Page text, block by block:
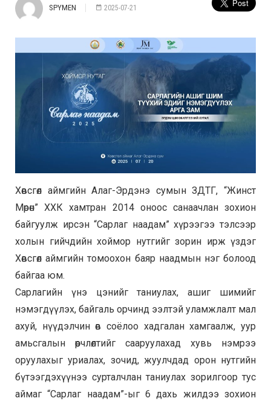
SPYMEN 2025-07-21
Хөвсгөл аймгийн Алаг-Эрдэнэ сумын ЗДТГ, “Жинст
Мөрөн” ХХК хамтран 2014 оноос санаачлан зохион
байгуулж ирсэн “Сарлаг наадам” хүрээгээ тэлсээр
холын гийчдийн хоймор нутгийг зорин ирж үздэг
Хөвсгөл аймгийн томоохон баяр наадмын нэг болоод
байгаа юм.
Сарлагийн үнэ цэнийг таниулах, ашиг шимийг
нэмэгдүүлэх, байгаль орчинд ээлтэй уламжлалт мал
ахуй, нүүдэлчин өв соёлоо хадгалан хамгаалж, уур
амьсгалын өөрчлөлтийг сааруулахад хувь нэмрээ
оруулахыг уриалах, зочид, жуулчдад орон нутгийн
бүтээгдэхүүнээ сурталчлан таниулах зорилгоор тус
аймаг “Сарлаг наадам”-ыг 6 дахь жилдээ зохион